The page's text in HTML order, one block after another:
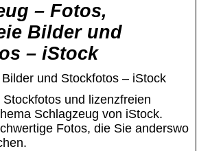
– Fotos,
Bilder und
– iStock
und Stockfotos – iStock
und lizenzfreien
Schlagzeug von iStock.
Fotos, die Sie anderswo